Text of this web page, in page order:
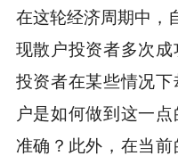
在这轮经济周期中，
现散户投资者多次
投资者在某些情况
户是如何做到这一
准确？此外，在当